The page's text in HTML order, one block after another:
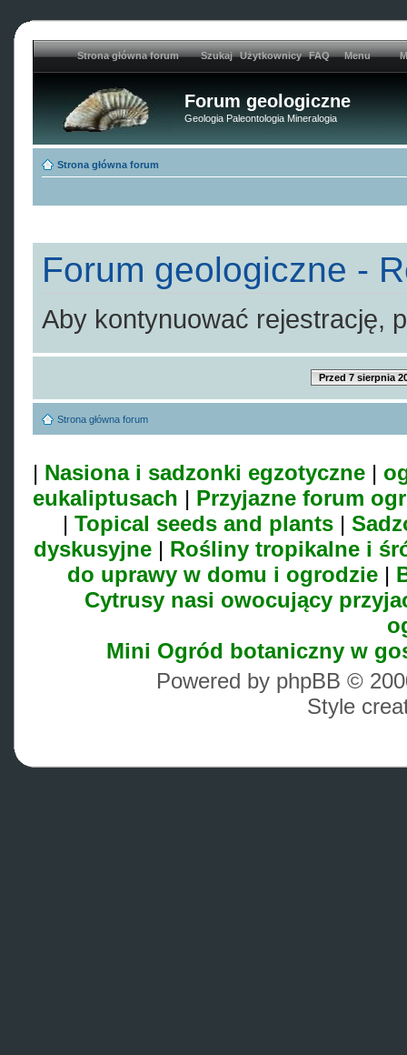
Strona główna forum Szukaj Użytkownicy FAQ Menu
Forum geologiczne
Geologia Paleontologia Mineralogia
Strona główna forum
Forum geologiczne -
Aby kontynuować rejestrację,
Przed 7 sierpnia
Strona główna forum
| Nasiona i sadzonki egzotyczne |
eukaliptusach | Przyjazne forum
| Topical seeds and plants |
dyskusyjne| Rośliny tropikalne i
do uprawy w domu i ogrodzie|
Cytrusy nasi owocujący
Mini Ogród botaniczny w
Powered by phpBB ©
Style